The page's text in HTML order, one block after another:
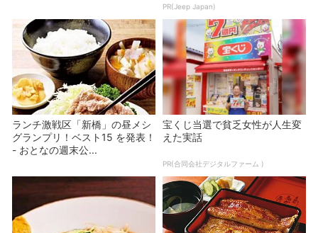
PR(Jeep Japan)
ランチ激戦区「新橋」の昼メシ
グランプリ！ベスト15 を発表！
- おとなの週末公...
宝くじ当選で貧乏女性が人生変
えた実話
PR(合同会社デジタルファーム )